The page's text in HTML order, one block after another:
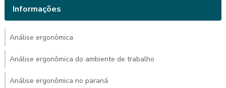
Informações
Análise ergonômica
Análise ergonômica do ambiente de trabalho
Análise ergonômica no paraná